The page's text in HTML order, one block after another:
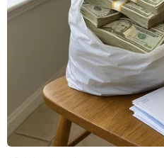
vững.
Một nhiệm kỳ
Theo đại diện
2020 trở lại đây, thế giới
nổi bật nhất là đại dịch
xung đột địa chính trị
nên cuộc khủng hoảng